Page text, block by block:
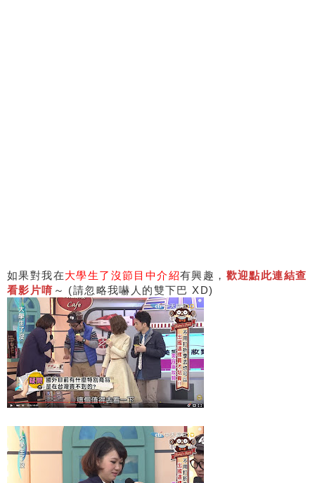
如果對我在大學生了沒節目中介紹有興趣， 歡迎點此連結查
看影片唷 ～ (請忽略我嚇人的雙下巴 XD)